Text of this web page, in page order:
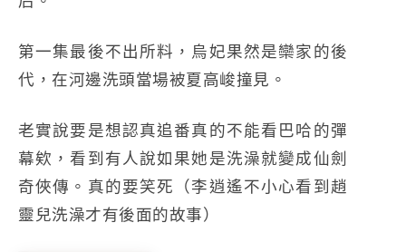
第一集最後不出所料，烏妃果然是欒家的後
代，在河邊洗頭當場被夏高峻撞見。
老實說要是想認真追番真的不能看巴哈的彈
幕欸，看到有人說如果她是洗澡就變成仙劍
奇俠傳。真的要笑死（李逍遙不小心看到趙
靈兒洗澡才有後面的故事）